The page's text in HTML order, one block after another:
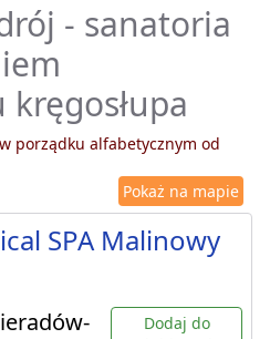
- sanatoria
porządku alfabetycznym od
Pokaż na mapie
SPA Malinowy
Dodaj do